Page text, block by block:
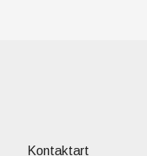
Kontaktart